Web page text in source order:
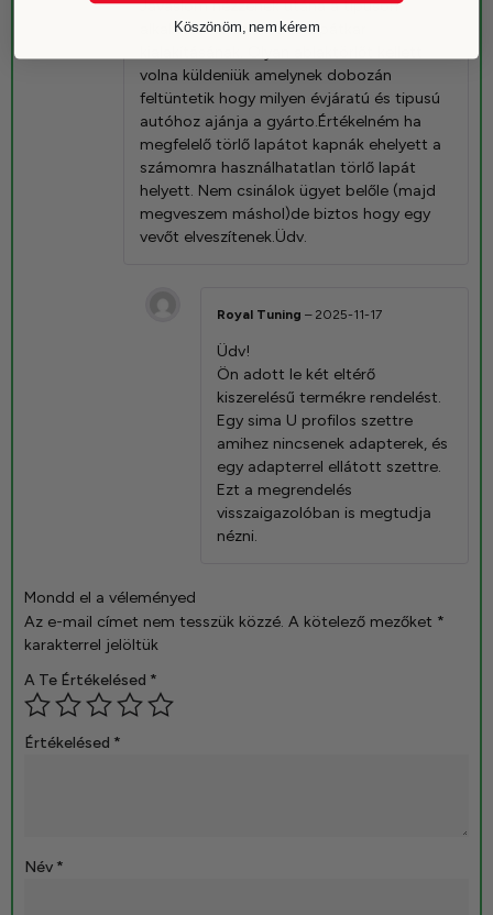
Javaslom nézzenek utána a tipuson
alkalmazott ablaktörlő lapátkar
volna küldeniük amelynek dobozán
feltüntetik hogy milyen évjáratú és tipusú
autóhoz ajánja a gyárto.Értékelném ha
megfelelő törlő lapátot kapnák ehelyett a
számomra használhatatlan törlő lapát
helyett. Nem csinálok ügyet belőle (majd
megveszem máshol)de biztos hogy egy
vevőt elveszítenek.Üdv.
Royal Tuning– 2025-11-17
Üdv!
Ön adott le két eltérő
kiszerelésű termékre rendelést.
Egy sima U profilos szettre
amihez nincsenek adapterek, és
egy adapterrel ellátott szettre.
Ezt a megrendelés
visszaigazolóban is megtudja
nézni.
Mondd el a véleményed
Az e-mail címet nem tesszük közzé. A kötelező mezőket *
karakterrel jelöltük
A Te Értékelésed *
Értékelésed *
Név *
Köszönöm, nem kérem